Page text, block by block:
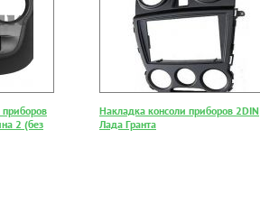
2 (без
Накладка консоли приборов 2DIN
Лада Гранта